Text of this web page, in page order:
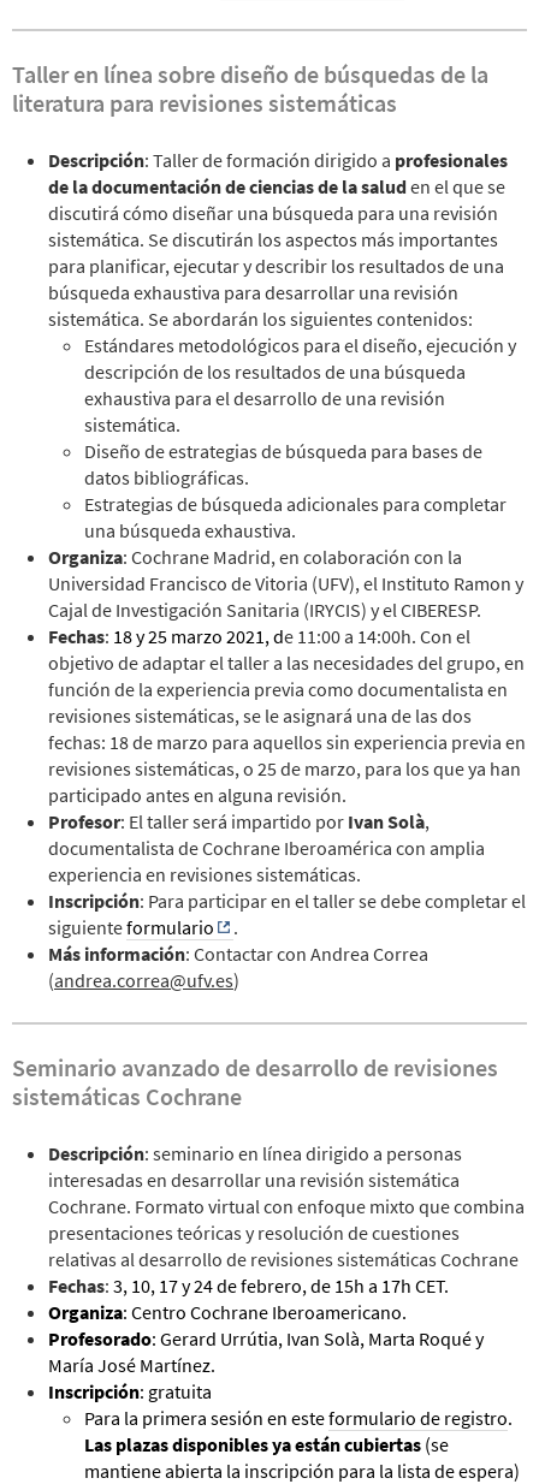
Taller en línea sobre diseño de búsquedas de la
literatura para revisiones sistemáticas
Descripción: Taller de formación dirigido a profesionales
de la documentación de ciencias de la saluden el que se
discutirá cómo diseñar una búsqueda para una revisión
sistemática. Se discutirán los aspectos más importantes
para planificar, ejecutar y describir los resultados de una
búsqueda exhaustiva para desarrollar una revisión
sistemática. Se abordarán los siguientes contenidos:
Estándares metodológicos para el diseño, ejecución y
descripción de los resultados de una búsqueda
exhaustiva para el desarrollo de una revisión
sistemática.
Diseño de estrategias de búsqueda para bases de
datos bibliográficas.
Estrategias de búsqueda adicionales para completar
una búsqueda exhaustiva.
Organiza: Cochrane Madrid, en colaboración con la
Universidad Francisco de Vitoria (UFV), el Instituto Ramon y
Cajal de Investigación Sanitaria (IRYCIS) y el CIBERESP.
Fechas: 18 y 25 marzo 2021, de 11:00 a 14:00h. Con el
objetivo de adaptar el taller a las necesidades del grupo, en
función de la experiencia previa como documentalista en
revisiones sistemáticas, se le asignará una de las dos
fechas: 18 de marzo para aquellos sin experiencia previa en
revisiones sistemáticas, o 25 de marzo, para los que ya han
participado antes en alguna revisión.
Profesor: El taller será impartido por Ivan Solà,
documentalista de Cochrane Iberoamérica con amplia
experiencia en revisiones sistemáticas.
Inscripción: Para participar en el taller se debe completar el
siguienteformulario
.
Más información: Contactar con Andrea Correa
(andrea.correa@ufv.es)
Seminario avanzado de desarrollo de revisiones
sistemáticas Cochrane
Descripción: seminario en línea dirigido a personas
interesadas en desarrollar una revisión sistemática
Cochrane. Formato virtual con enfoque mixto que combina
presentaciones teóricas y resolución de cuestiones
relativas al desarrollo de revisiones sistemáticas Cochrane
Fechas: 3, 10, 17 y 24 de febrero, de 15h a 17h CET.
Organiza: Centro Cochrane Iberoamericano.
Profesorado: Gerard Urrútia, Ivan Solà, Marta Roqué y
María José Martínez.
Inscripción: gratuita
Para la primera sesión en esteformulario de registro.
Las plazas disponibles ya están cubiertas (se
mantiene abierta la inscripción para la lista de espera)